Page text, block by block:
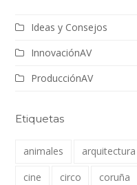
Ideas y Consejos
InnovaciónAV
ProducciónAV
Etiquetas
animales arquitectura
cine
circo coruña